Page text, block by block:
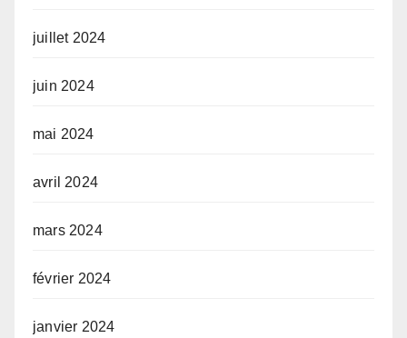
juillet 2024
juin 2024
mai 2024
avril 2024
mars 2024
février 2024
janvier 2024